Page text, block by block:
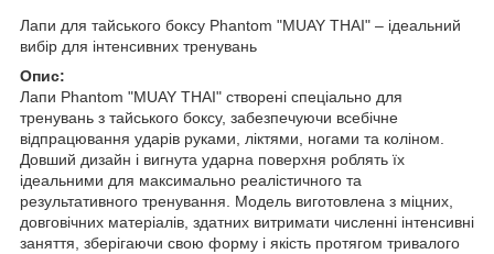
Лапи для тайського боксу Phantom "MUAY THAI" – ідеальний
вибір для інтенсивних тренувань
Опис:
Лапи Phantom "MUAY THAI" створені спеціально для
тренувань з тайського боксу, забезпечуючи всебічне
відпрацювання ударів руками, ліктями, ногами та коліном.
Довший дизайн і вигнута ударна поверхня роблять їх
ідеальними для максимально реалістичного та
результативного тренування. Модель виготовлена з міцних,
довговічних матеріалів, здатних витримати численні інтенсивні
заняття, зберігаючи свою форму і якість протягом тривалого